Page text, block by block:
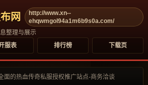
网
http://www.xn--
ehqwmgol94a1m6b9s0a.com/
整理与展示
服表 排行榜 下载页
面的热血传奇私服授权推广站点-商务洽谈